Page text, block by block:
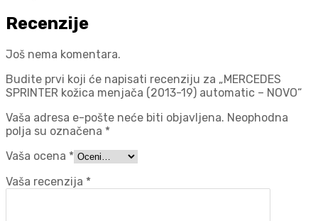
Recenzije
Još nema komentara.
Budite prvi koji će napisati recenziju za „MERCEDES
SPRINTER kožica menjača (2013-19) automatic – NOVO“
Vaša adresa e-pošte neće biti objavljena. Neophodna
polja su označena *
Vaša ocena *
Vaša recenzija *